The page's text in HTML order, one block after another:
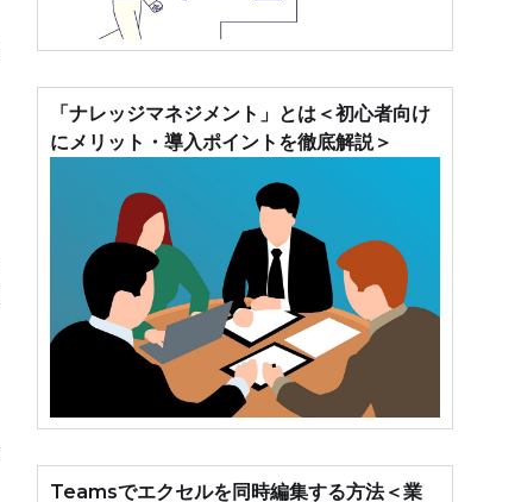
「ナレッジマネジメント」とは＜初心者向け
にメリット・導入ポイントを徹底解説＞
Teamsでエクセルを同時編集する方法＜業